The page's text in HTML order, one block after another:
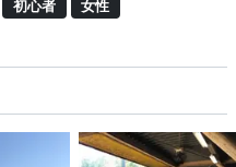
初心者 女性